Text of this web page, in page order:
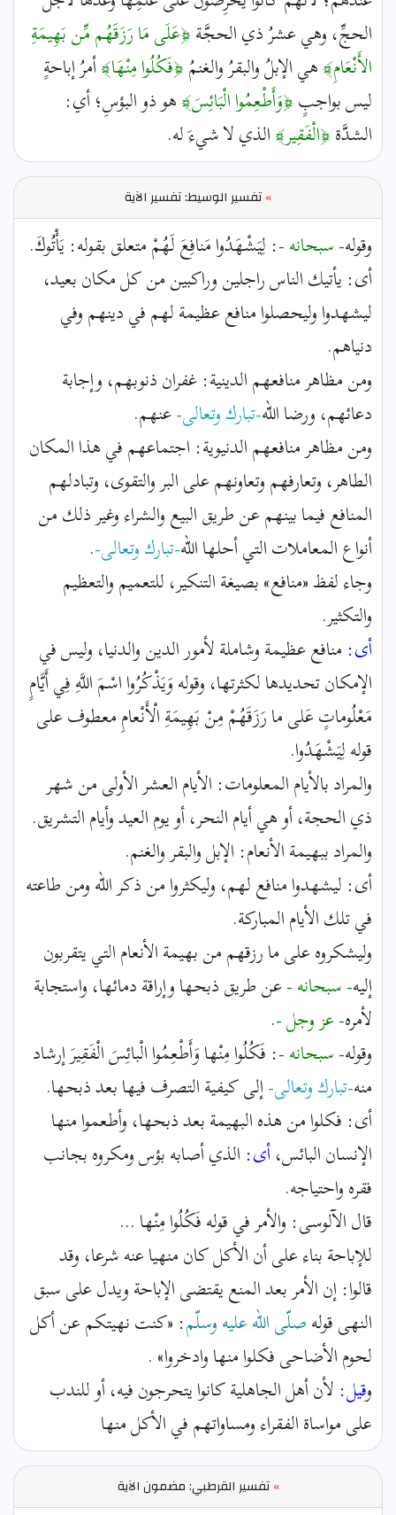
الحجِّ، وهي عشرُ ذي الحجَّة﴿عَلَى مَا رَزَقَهُم مِّن بَهِيمَةِ
الأَنْعَامِ﴾هي الإبلُ والبقرُ والغنمُ﴿فَكُلُوا مِنْهَا﴾أمرُ إباحةٍ
ليس بواجبٍ﴿وَأَطْعِمُوا الْبَائِسَ﴾هو ذو البؤسِ؛ أي:
الشدَّة﴿الْفَقِير﴾الذي لا شيءَ له.
»تفسير الوسيط: تفسير الآية
وقوله- سبحانه -: لِيَشْهَدُوا مَنافِعَ لَهُمْ متعلق بقوله: يَأْتُوكَ.
أى: يأتيك الناس راجلين وراكبين من كل مكان بعيد،
ليشهدوا وليحصلوا منافع عظيمة لهم في دينهم وفي
دنياهم.
ومن مظاهر منافعهم الدينية: غفران ذنوبهم، وإجابة
دعائهم، ورضا الله-تبارك وتعالى-عنهم.
ومن مظاهر منافعهم الدنيوية: اجتماعهم في هذا المكان
الطاهر، وتعارفهم وتعاونهم على البر والتقوى، وتبادلهم
المنافع فيما بينهم عن طريق البيع والشراء وغير ذلك من
أنواع المعاملات التي أحلها الله-تبارك وتعالى-.
وجاء لفظ «منافع» بصيغة التنكير، للتعميم والتعظيم
والتكثير.
أى: منافع عظيمة وشاملة لأمور الدين والدنيا، وليس في
الإمكان تحديدها لكثرتها، وقوله وَيَذْكُرُوا اسْمَ اللَّهِ فِي أَيَّامٍ
مَعْلُوماتٍ عَلى ما رَزَقَهُمْ مِنْ بَهِيمَةِ الْأَنْعامِ معطوف على
قوله لِيَشْهَدُوا.
والمراد بالأيام المعلومات: الأيام العشر الأولى من شهر
ذي الحجة، أو هي أيام النحر، أو يوم العيد وأيام التشريق.
والمراد ببهيمة الأنعام: الإبل والبقر والغنم.
أى: ليشهدوا منافع لهم، وليكثروا من ذكر الله ومن طاعته
في تلك الأيام المباركة.
وليشكروه على ما رزقهم من بهيمة الأنعام التي يتقربون
إليه- سبحانه -عن طريق ذبحها وإراقة دمائها، واستجابة
لأمره- عز وجل -.
وقوله- سبحانه -: فَكُلُوا مِنْها وَأَطْعِمُوا الْبائِسَ الْفَقِيرَ إرشاد
منه-تبارك وتعالى-إلى كيفية التصرف فيها بعد ذبحها.
أى: فكلوا من هذه البهيمة بعد ذبحها، وأطعموا منها
الإنسان البائس،أى: الذي أصابه بؤس ومكروه بجانب
فقره واحتياجه.
قال الآلوسى: والأمر في قوله فَكُلُوا مِنْها ...
للإباحة بناء على أن الأكل كان منهيا عنه شرعا، وقد
قالوا: إن الأمر بعد المنع يقتضى الإباحة ويدل على سبق
النهى قولهصلّى الله عليه وسلّم: «كنت نهيتكم عن أكل
لحوم الأضاحى فكلوا منها وادخروا» .
وقيل: لأن أهل الجاهلية كانوا يتحرجون فيه، أو للندب
على مواساة الفقراء ومساواتهم في الأكل منها
» تفسير القرطبي: مضمون الآية